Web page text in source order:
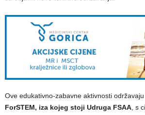
Ove edukativno-zabavne aktivnosti održavaju
ForSTEM, iza kojeg stoji Udruga FSAA , s